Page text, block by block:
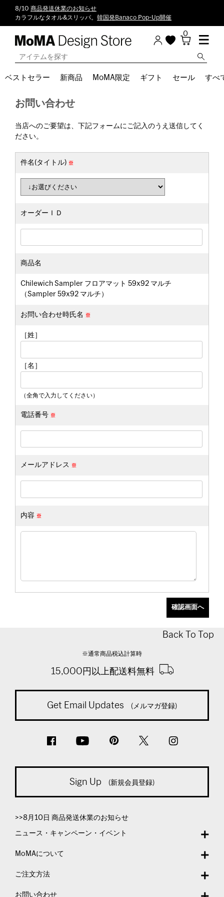
8/10 商品発送休業のお知らせ
カラフルなタオル&スリッパ。 韓国発Banaco Pop-Up開催
0
ベストセラー 新商品 MoMA限定 ギフト セール すべ
お問い合わせ
当店へのご要望は、下記フォームにご記入のうえ送信してく
ださい。
件名(タイトル)
オーダーＩＤ
商品名
Chilewich Sampler フロアマット 59x92 マルチ
（Sampler 59x92 マルチ）
お問い合わせ時氏名
［姓］
［名］
（全角で入力してください）
電話番号
メールアドレス
内容
Back To Top
※通常商品税込計算時
15,000円以上配送料無料
Get Email Updates (メルマガ登録)
Sign Up (新規会員登録)
>>8月10日 商品発送休業のお知らせ
ニュース・キャンペーン・イベント
MoMAについて
ご注文方法
お問い合わせ